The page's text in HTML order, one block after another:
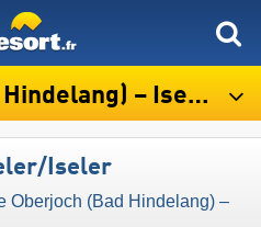
– Iseler
Iseler
Oberjoch (Bad Hindelang) –